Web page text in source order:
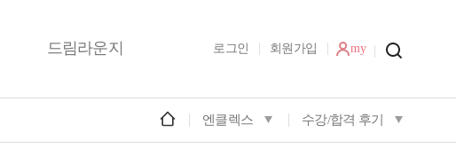
드림라운지 로그인 회원가입 my
엔클렉스 수강/합격 후기